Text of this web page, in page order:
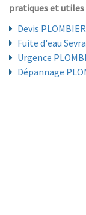
pratiques et utiles
Devis
Fuite d'eau
Urgence
Dépannage